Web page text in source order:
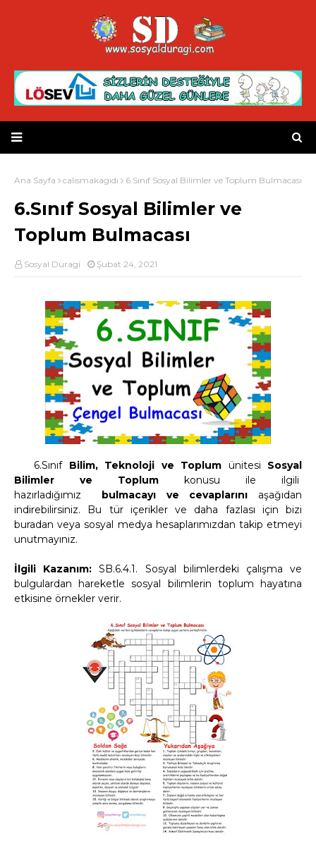
Ana Sayfa calısmakagıdı 6.Sınıf Sosyal Bilimler ve Toplum Bulmacası
6.Sınıf Sosyal Bilimler ve
Toplum Bulmacası
Sosyal Duragi Şubat 24, 2021
6.Sınıf Bilim, Teknoloji ve Toplum ünitesi Sosyal
Bilimler ve Toplum
konusu
ile ilgili
hazırladığımız
bulmacayı ve cevaplarını aşağıdan
indirebilirsiniz.
Bu tür içerikler ve daha fazlası için bizi
buradan veya sosyal medya hesaplarımızdan takip etmeyi
unutmayınız.
İlgili Kazanım:SB.6.4.1. Sosyal bilimlerdeki çalışma ve
bulgulardan hareketle sosyal bilimlerin toplum hayatına
etkisine örnekler verir.